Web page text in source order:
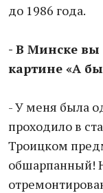
до 1986 года.
- В Минске вы
картине «А
- У меня была
проходило в
Троицком
обшарпанный!